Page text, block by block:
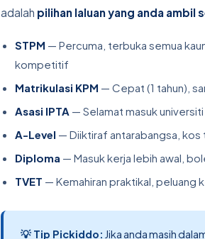
adalah pilihan laluan yang anda ambil
STPM — Percuma, terbuka semua
kompetitif
Matrikulasi KPM — Cepat (1 tahun),
Asasi IPTA — Selamat masuk
A-Level — Diiktiraf antarabangsa, kos
Diploma — Masuk kerja lebih awal,
TVET — Kemahiran praktikal, peluang
💡 Tip Pickiddo: Jika anda masih